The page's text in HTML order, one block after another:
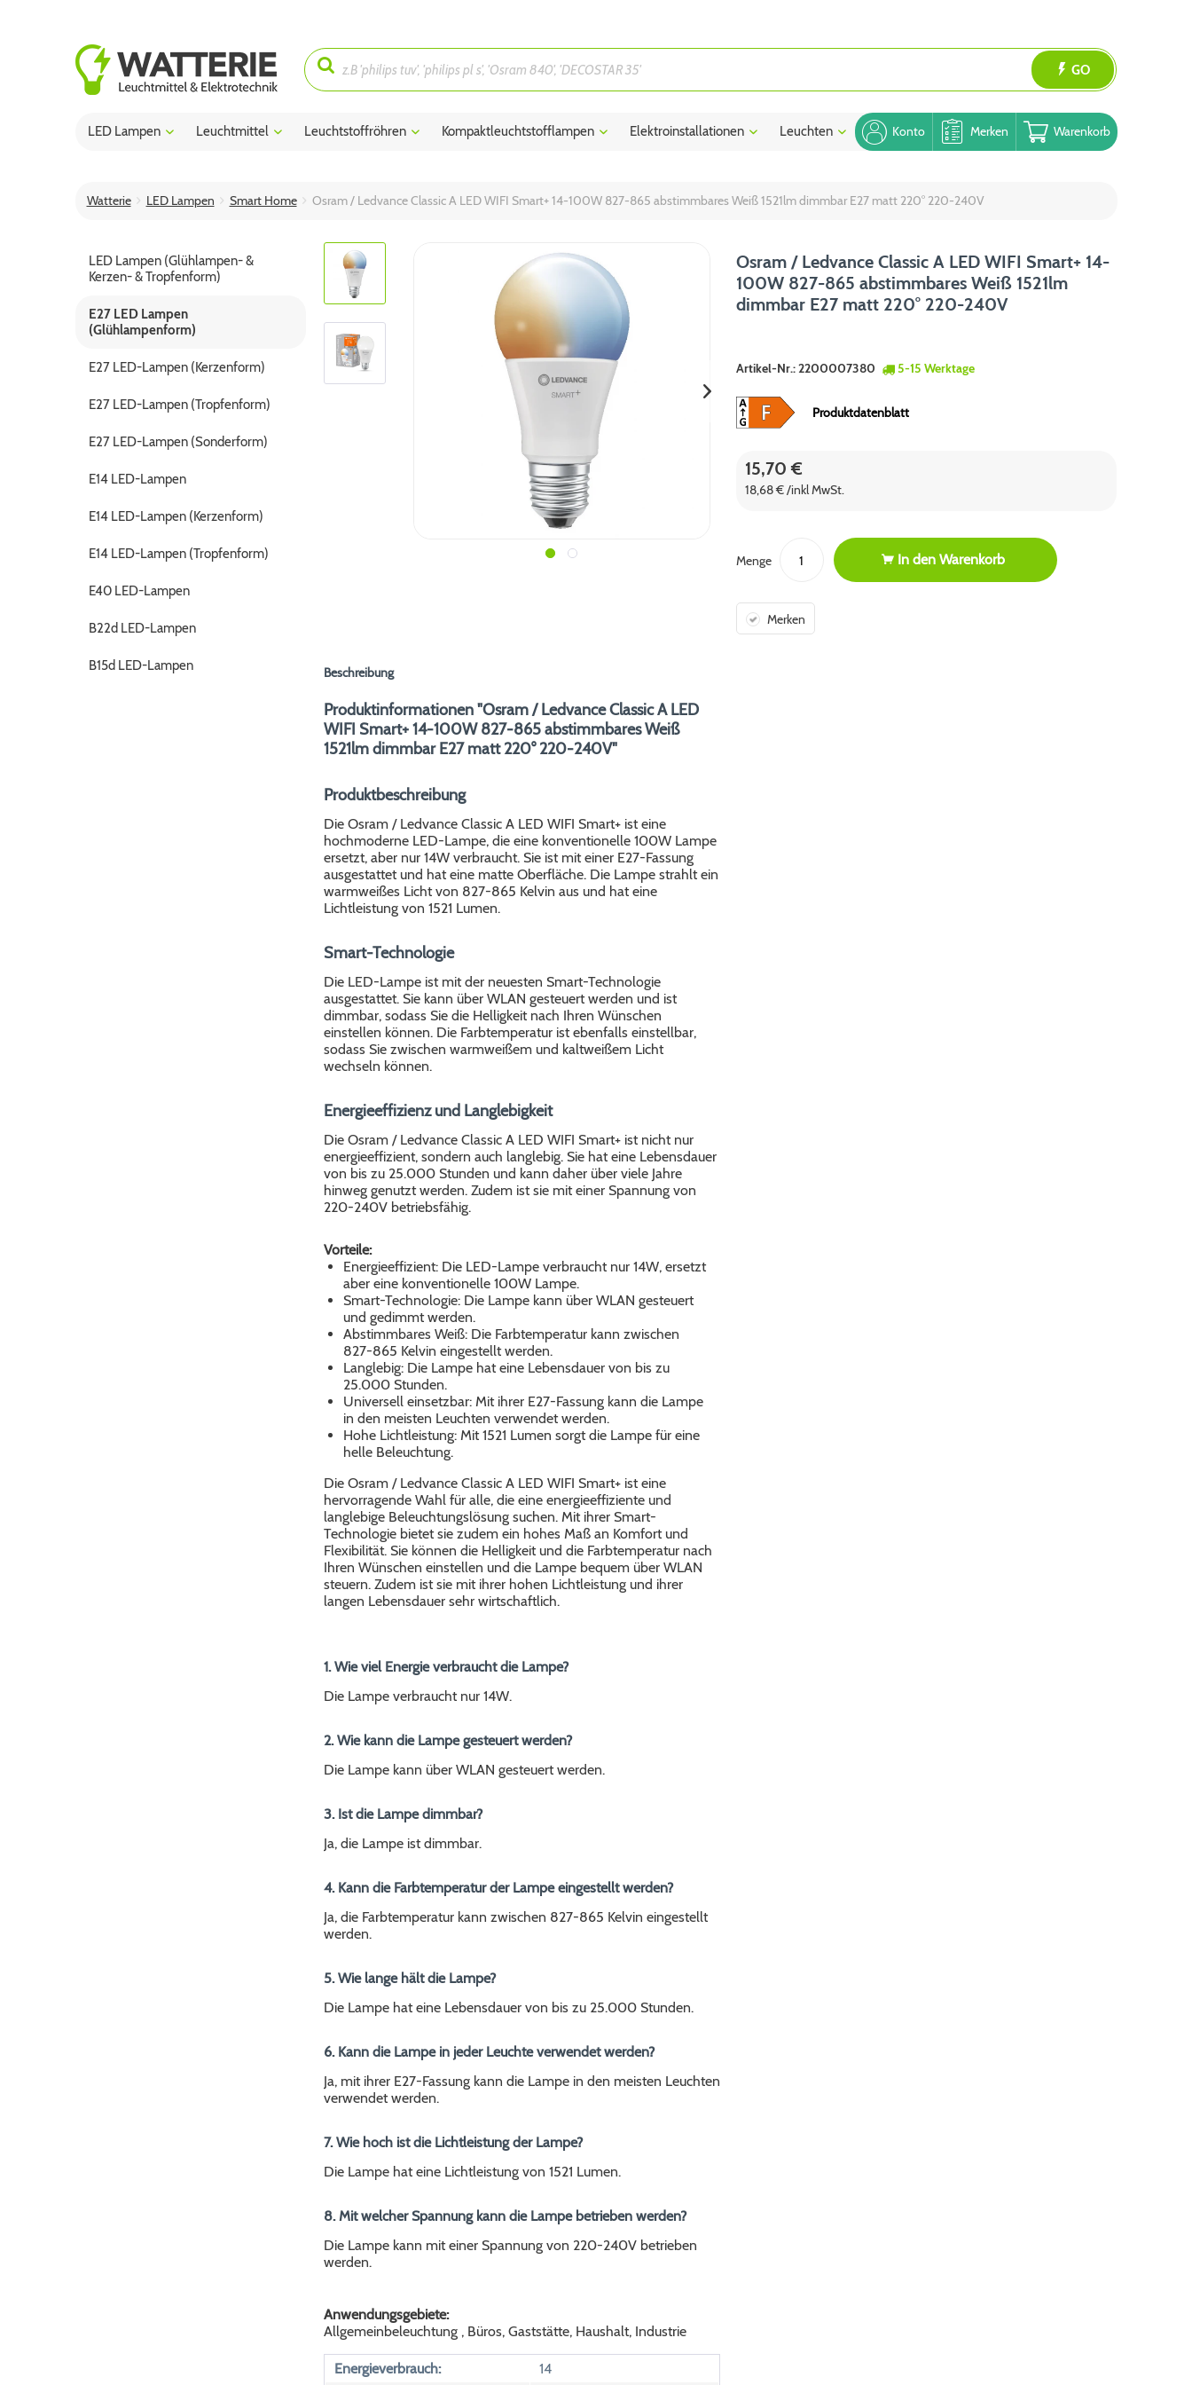
GO
Konto Merken Warenkorb
LED Lampen Leuchtmittel Leuchtstoffröhren Kompaktleuchtstofflampen Elektroinstallationen Leuchten Blog
Watterie LED Lampen Smart Home Osram / Ledvance Classic A LED WIFI Smart+ 14-100W 827-865 abstimmbares Weiß 1521lm dimmbar E27 matt 220° 220-240V
LED Lampen (Glühlampen- &
Kerzen- & Tropfenform)
E27 LED Lampen
(Glühlampenform)
E27 LED-Lampen (Kerzenform)
E27 LED-Lampen (Tropfenform)
E27 LED-Lampen (Sonderform)
E14 LED-Lampen
E14 LED-Lampen (Kerzenform)
E14 LED-Lampen (Tropfenform)
E40 LED-Lampen
B22d LED-Lampen
B15d LED-Lampen
Osram / Ledvance Classic A LED WIFI Smart+ 14-
100W 827-865 abstimmbares Weiß 1521lm
dimmbar E27 matt 220° 220-240V
Artikel-Nr.:2200007380 5-15 Werktage
Produktdatenblatt
15,70 €
18,68 € /inkl MwSt.
Menge In den Warenkorb
Merken
Beschreibung
Produktinformationen "Osram / Ledvance Classic A LED
WIFI Smart+ 14-100W 827-865 abstimmbares Weiß
1521lm dimmbar E27 matt 220° 220-240V"
Produktbeschreibung
Die Osram / Ledvance Classic A LED WIFI Smart+ ist eine
hochmoderne LED-Lampe, die eine konventionelle 100W Lampe
ersetzt, aber nur 14W verbraucht. Sie ist mit einer E27-Fassung
ausgestattet und hat eine matte Oberfläche. Die Lampe strahlt ein
warmweißes Licht von 827-865 Kelvin aus und hat eine
Lichtleistung von 1521 Lumen.
Smart-Technologie
Die LED-Lampe ist mit der neuesten Smart-Technologie
ausgestattet. Sie kann über WLAN gesteuert werden und ist
dimmbar, sodass Sie die Helligkeit nach Ihren Wünschen
einstellen können. Die Farbtemperatur ist ebenfalls einstellbar,
sodass Sie zwischen warmweißem und kaltweißem Licht
wechseln können.
Energieeffizienz und Langlebigkeit
Die Osram / Ledvance Classic A LED WIFI Smart+ ist nicht nur
energieeffizient, sondern auch langlebig. Sie hat eine Lebensdauer
von bis zu 25.000 Stunden und kann daher über viele Jahre
hinweg genutzt werden. Zudem ist sie mit einer Spannung von
220-240V betriebsfähig.
Vorteile:
Energieeffizient: Die LED-Lampe verbraucht nur 14W, ersetzt
aber eine konventionelle 100W Lampe.
Smart-Technologie: Die Lampe kann über WLAN gesteuert
und gedimmt werden.
Abstimmbares Weiß: Die Farbtemperatur kann zwischen
827-865 Kelvin eingestellt werden.
Langlebig: Die Lampe hat eine Lebensdauer von bis zu
25.000 Stunden.
Universell einsetzbar: Mit ihrer E27-Fassung kann die Lampe
in den meisten Leuchten verwendet werden.
Hohe Lichtleistung: Mit 1521 Lumen sorgt die Lampe für eine
helle Beleuchtung.
Die Osram / Ledvance Classic A LED WIFI Smart+ ist eine
hervorragende Wahl für alle, die eine energieeffiziente und
langlebige Beleuchtungslösung suchen. Mit ihrer Smart-
Technologie bietet sie zudem ein hohes Maß an Komfort und
Flexibilität. Sie können die Helligkeit und die Farbtemperatur nach
Ihren Wünschen einstellen und die Lampe bequem über WLAN
steuern. Zudem ist sie mit ihrer hohen Lichtleistung und ihrer
langen Lebensdauer sehr wirtschaftlich.
1. Wie viel Energie verbraucht die Lampe?
Die Lampe verbraucht nur 14W.
2. Wie kann die Lampe gesteuert werden?
Die Lampe kann über WLAN gesteuert werden.
3. Ist die Lampe dimmbar?
Ja, die Lampe ist dimmbar.
4. Kann die Farbtemperatur der Lampe eingestellt werden?
Ja, die Farbtemperatur kann zwischen 827-865 Kelvin eingestellt
werden.
5. Wie lange hält die Lampe?
Die Lampe hat eine Lebensdauer von bis zu 25.000 Stunden.
6. Kann die Lampe in jeder Leuchte verwendet werden?
Ja, mit ihrer E27-Fassung kann die Lampe in den meisten Leuchten
verwendet werden.
7. Wie hoch ist die Lichtleistung der Lampe?
Die Lampe hat eine Lichtleistung von 1521 Lumen.
8. Mit welcher Spannung kann die Lampe betrieben werden?
Die Lampe kann mit einer Spannung von 220-240V betrieben
werden.
Anwendungsgebiete:
Allgemeinbeleuchtung , Büros, Gaststätte, Haushalt, Industrie
Energieverbrauch: 14